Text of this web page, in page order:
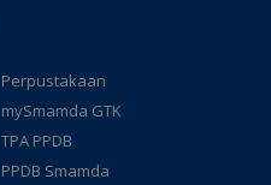
Perpustakaan
mySmamda GTK
TPA PPDB
PPDB Smamda